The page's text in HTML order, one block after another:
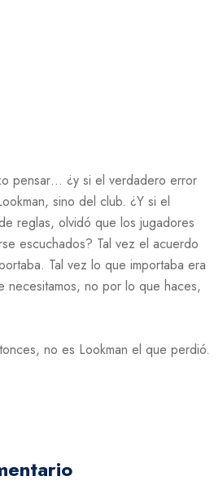
pensar… ¿y si el verdadero error
sino del club. ¿Y si el
reglas, olvidó que los jugadores
escuchados? Tal vez el acuerdo
Tal vez lo que importaba era
necesitamos, no por lo que haces,
no es Lookman el que perdió.